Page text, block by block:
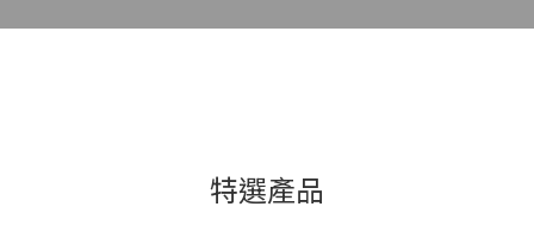
特選產品